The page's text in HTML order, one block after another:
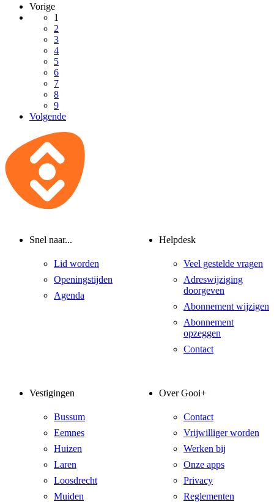
Vorige
1
2
3
4
5
6
7
8
9
Volgende
Snel naar...
Lid worden
Openingstijden
Agenda
Helpdesk
Veel gestelde vragen
Adreswijziging
doorgeven
Abonnement wijzigen
Abonnement
opzeggen
Contact
Vestigingen
Bussum
Eemnes
Huizen
Laren
Loosdrecht
Muiden
Over Gooi+
Contact
Vrijwilliger worden
Werken bij
Onze apps
Privacy
Reglementen